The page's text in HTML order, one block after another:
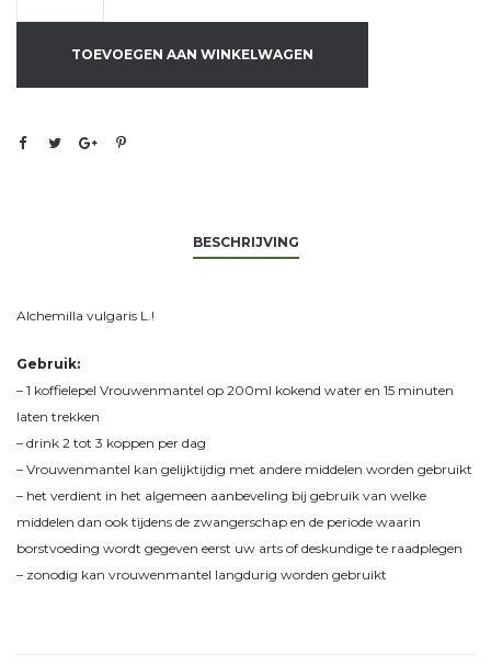
TOEVOEGEN AAN WINKELWAGEN
BESCHRIJVING
Alchemilla vulgaris L.!
Gebruik:
– 1 koffielepel Vrouwenmantel op 200ml kokend water en 15 minuten
laten trekken
– drink 2 tot 3 koppen per dag
– Vrouwenmantel kan gelijktijdig met andere middelen worden gebruikt
– het verdient in het algemeen aanbeveling bij gebruik van welke
middelen dan ook tijdens de zwangerschap en de periode waarin
borstvoeding wordt gegeven eerst uw arts of deskundige te raadplegen
– zonodig kan vrouwenmantel langdurig worden gebruikt